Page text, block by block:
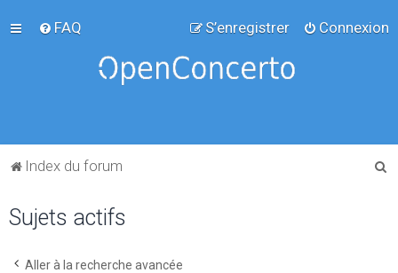
FAQ Connexion
S’enregistrer
Index du forum
Sujets actifs
Aller à la recherche avancée